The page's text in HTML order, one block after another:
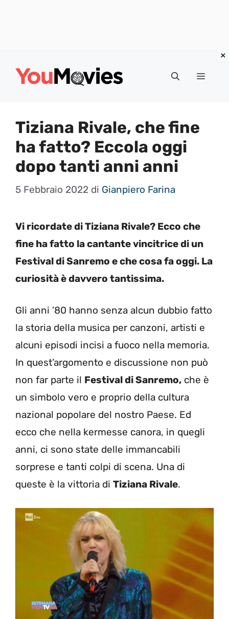
Menu
Tiziana Rivale, che fine
ha fatto? Eccola oggi
dopo tanti anni anni
5 Febbraio 2022 di Gianpiero Farina
Vi ricordate di Tiziana Rivale? Ecco che
fine ha fatto la cantante vincitrice di un
Festival di Sanremo e che cosa fa oggi. La
curiosità è davvero tantissima.
Gli anni ’80 hanno senza alcun dubbio fatto
la storia della musica per canzoni, artisti e
alcuni episodi incisi a fuoco nella memoria.
In quest’argomento e discussione non può
non far parte il Festival di Sanremo, che è
un simbolo vero e proprio della cultura
nazional popolare del nostro Paese. Ed
ecco che nella kermesse canora, in quegli
anni, ci sono state delle immancabili
sorprese e tanti colpi di scena. Una di
queste è la vittoria di Tiziana Rivale.